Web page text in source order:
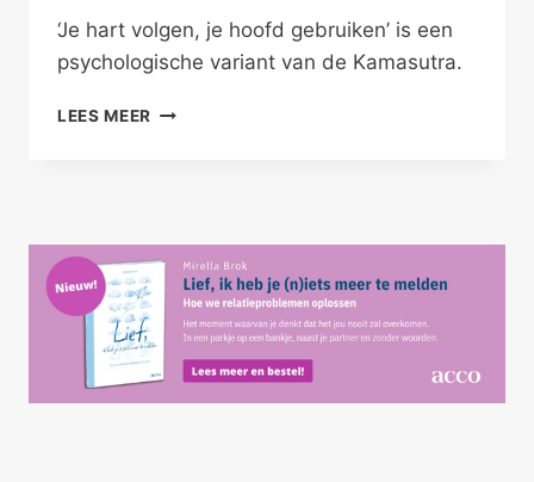
‘Je hart volgen, je hoofd gebruiken’ is een
psychologische variant van de Kamasutra.
LEES MEER NADENKEN,